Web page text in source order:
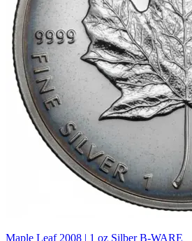
Maple Leaf 2008 | 1 oz Silber B-WARE